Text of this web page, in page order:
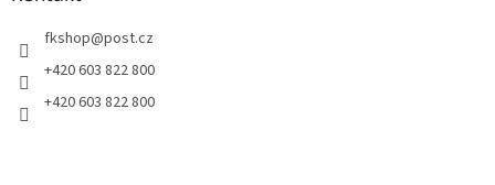
fkshop@post.cz
+420 603 822 800
+420 603 822 800